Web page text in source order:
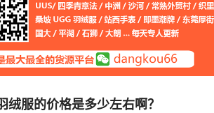
服的价格是多少左右啊？